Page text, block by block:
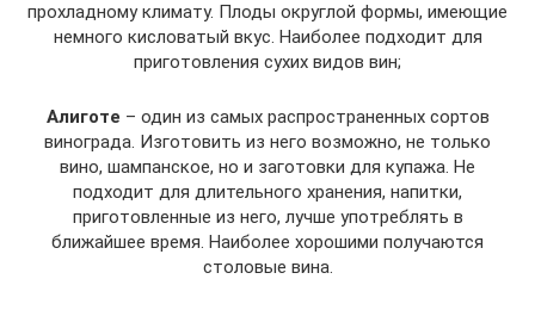
прохладному климату. Плоды округлой формы, имеющие
немного кисловатый вкус. Наиболее подходит для
приготовления сухих видов вин;
Алиготе – один из самых распространенных сортов
винограда. Изготовить из него возможно, не только
вино, шампанское, но и заготовки для купажа. Не
подходит для длительного хранения, напитки,
приготовленные из него, лучше употреблять в
ближайшее время. Наиболее хорошими получаются
столовые вина.